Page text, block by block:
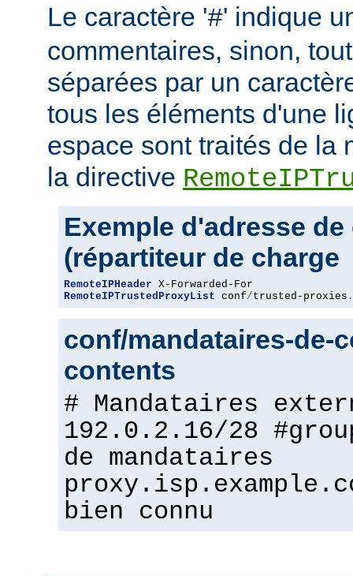
Le caractère '#' indique
commentaires, sinon,
séparées par un
tous les éléments d'une
espace sont traités de la
la directive
Exemple d'adresse
(répartiteur de charge
RemoteIPHeader
RemoteIPTrustedProxyList conf/trusted-proxies .
conf/mandataires-de-
contents
# Mandataires
192.0.2.16/28
de mandataires
bien connu